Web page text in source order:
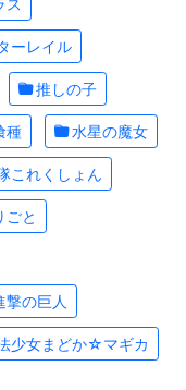
ーレイル
推しの子
種 水星の魔女
これくしょん
ごと
撃の巨人
少女まどか☆マギカ